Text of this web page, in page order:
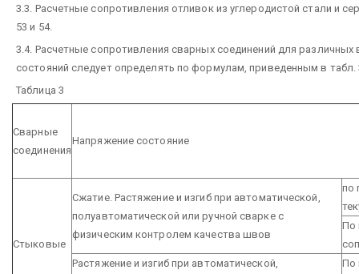
3.3. Расчетные сопротивления отливок из углеродистой стали и
53 и 54.
3.4. Расчетные сопротивления сварных соединений для
состояний следует определять по формулам, приведенным в табл.
Таблица 3
Сварные
соединения
Напряжение состояние
Стыковые
Сжатие. Растяжение и изгиб при автоматической,
полуавтоматической или ручной сварке с
физическим контролем качества швов
по
По
Растяжение и изгиб при автоматической,
По